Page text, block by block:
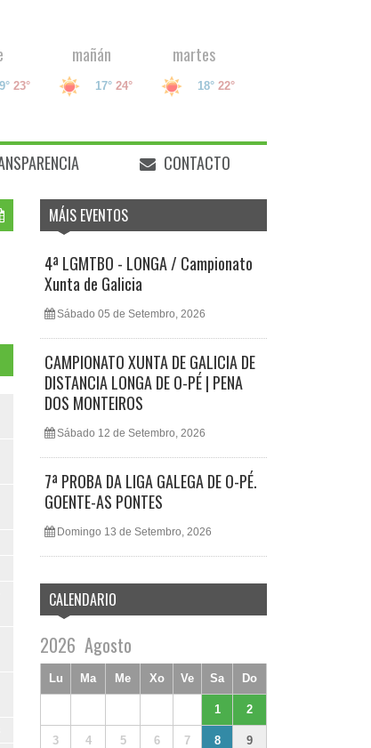
23°
mañán
17° 24°
martes
18° 22°
CONTACTO
MÁIS EVENTOS
4ª LGMTBO - LONGA / Campionato
Xunta de Galicia
Sábado 05 de Setembro, 2026
CAMPIONATO XUNTA DE GALICIA DE
DISTANCIA LONGA DE O-PÉ | PENA
DOS MONTEIROS
Sábado 12 de Setembro, 2026
7ª PROBA DA LIGA GALEGA DE O-PÉ.
GOENTE-AS PONTES
Domingo 13 de Setembro, 2026
CALENDARIO
2026 Agosto
Lu Ma Me Xo Ve Sa Do
1 2
3 4 5 6 7 8 9